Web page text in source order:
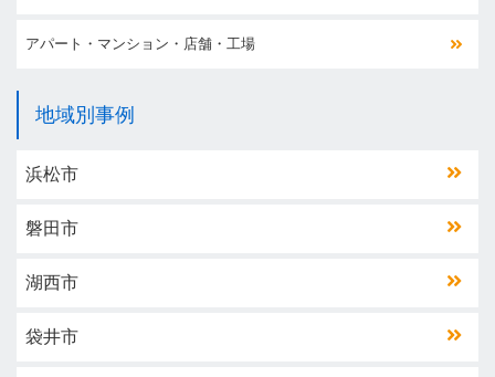
アパート・マンション・店舗・工場
地域別事例
浜松市
磐田市
湖西市
袋井市